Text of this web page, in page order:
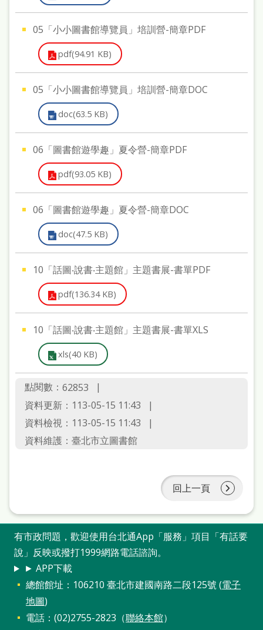
05「小小圖書館導覽員」培訓營-簡章PDF
pdf(94.91 KB)
05「小小圖書館導覽員」培訓營-簡章DOC
doc(63.5 KB)
06「圖書館遊學趣」夏令營-簡章PDF
pdf(93.05 KB)
06「圖書館遊學趣」夏令營-簡章DOC
doc(47.5 KB)
10「話圖‧說書‧主題館」主題書展-書單PDF
pdf(136.34 KB)
10「話圖‧說書‧主題館」主題書展-書單XLS
xls(40 KB)
點閱數： 62853
資料更新：113-05-15 11:43
資料檢視：113-05-15 11:43
資料維護：臺北市立圖書館
回上一頁
有市政問題，歡迎使用台北通App「服務」項目「有話要
說」反映或撥打1999網路電話諮詢。
► APP下載
總館館址：106210 臺北市建國南路二段125號 (電子
地圖)
電話：(02)2755-2823（聯絡本館）